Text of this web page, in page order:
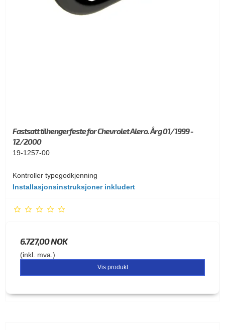
Fastsatt tilhengerfeste for Chevrolet Alero. Årg 01/1999 -
12/2000
19-1257-00
Kontroller typegodkjenning
Installasjonsinstruksjoner inkludert
6.727,00 NOK
(inkl. mva.)
Vis produkt